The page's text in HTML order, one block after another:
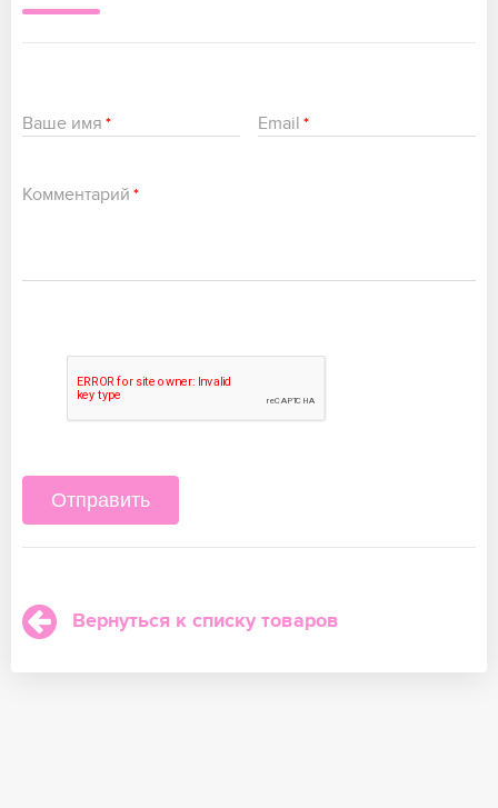
Ваше имя * Email *
Комментарий *
Вернуться к списку товаров